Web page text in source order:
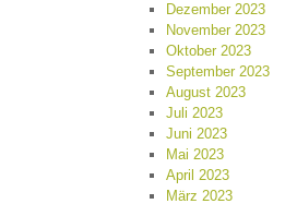
Dezember 2023
November 2023
Oktober 2023
September 2023
August 2023
Juli 2023
Juni 2023
Mai 2023
April 2023
März 2023